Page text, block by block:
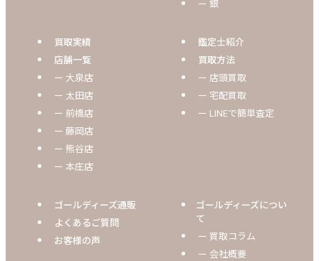
ー 銀
買取実績
店舗一覧
ー 大泉店
ー 太田店
ー 前橋店
ー 藤岡店
ー 熊谷店
ー 本庄店
鑑定士紹介
買取方法
ー 店頭買取
ー 宅配買取
ー LINEで簡単査定
ゴールディーズ通販
よくあるご質問
お客様の声
ゴールディーズについ
て
ー 買取コラム
ー 会社概要